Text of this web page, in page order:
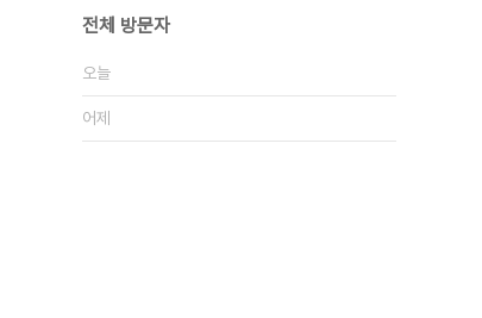
전체 방문자
오늘
어제